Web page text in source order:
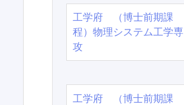
工学府 （博士前期課
程）物理システム工学専
攻
工学府 （博士前期課